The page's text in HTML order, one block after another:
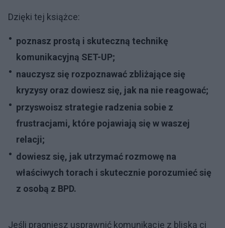
Dzięki tej książce:
poznasz prostą i skuteczną technikę
komunikacyjną SET-UP;
nauczysz się rozpoznawać zbliżające się
kryzysy oraz dowiesz się, jak na nie reagować;
przyswoisz strategie radzenia sobie z
frustracjami, które pojawiają się w waszej
relacji;
dowiesz się, jak utrzymać rozmowę na
właściwych torach i skutecznie porozumieć się
z osobą z BPD.
Jeśli pragniesz usprawnić komunikację z bliską ci